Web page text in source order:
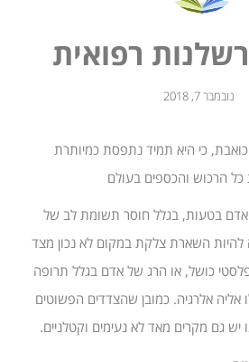
רפואית
נובמבר 7, 2018
כואבת, כי היא תמיד נתפסת כמיותרת
כל הרכוש והכספים בעולם
בטעות, בגלל חוסר תשומת לב של
להיות השארת צלקת במקום לא נכון מצד
כושל, או הרג של אדם בגלל תרופה
אליה אלרגיה. כמובן שהצדדים הפשוטים
יש גם מקרים מאד לא נעימים וקטלניים.